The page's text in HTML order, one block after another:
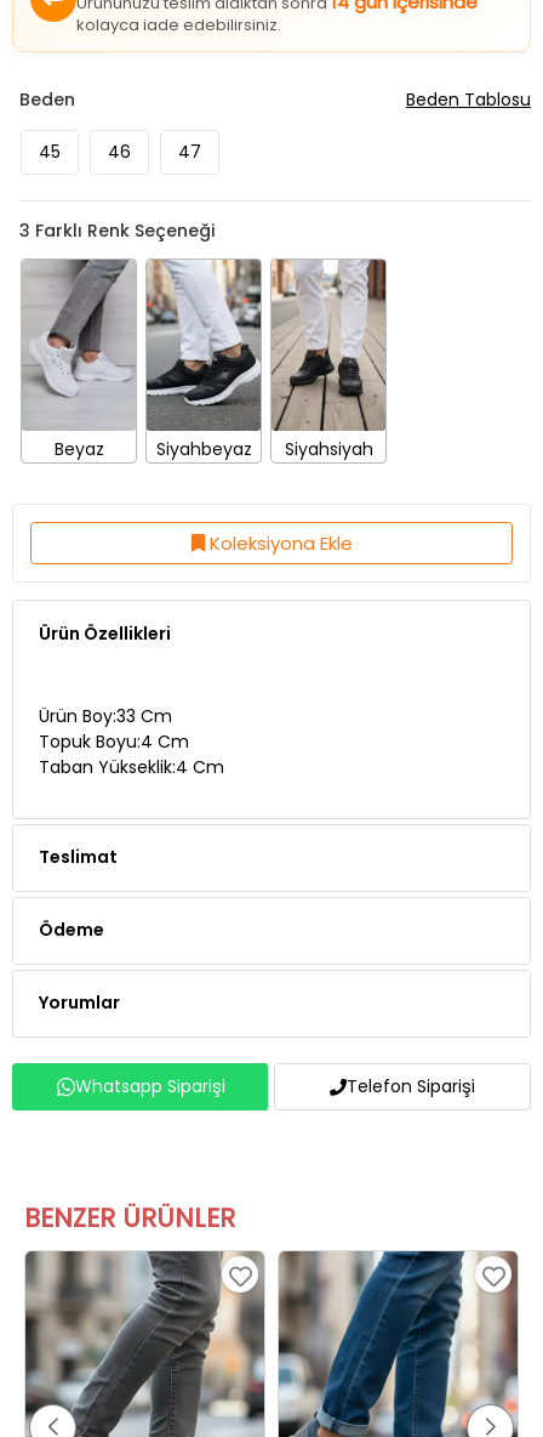
kolayca iade edebilirsiniz.
Beden
45 46 47
Beden Tablosu
3 Farklı Renk Seçeneği
Beyaz Siyahbeyaz Siyahsiyah
Koleksiyona Ekle
Ürün Özellikleri
Ürün Boy:33 Cm
Topuk Boyu:4 Cm
Taban Yükseklik:4 Cm
Teslimat
Ödeme
Yorumlar
Whatsapp Siparişi Telefon Siparişi
BENZER ÜRÜNLER